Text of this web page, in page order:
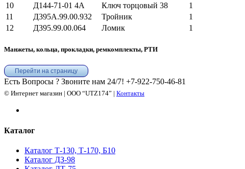
10
Д144-71-01 4А Ключ торцовый 38
1
11
Д395А.99.00.932 Тройник
1
12
Д395.99.00.064 Ломик 1
Манжеты, кольца, прокладки, ремкомплекты, РТИ
Перейти на страницу
Есть Вопросы ? Звоните нам 24/7! +7-922-750-46-81
© Интернет магазин | ООО “UTZ174” | Контакты
Каталог
Каталог Т-130, Т-170, Б10
Каталог ДЗ-98